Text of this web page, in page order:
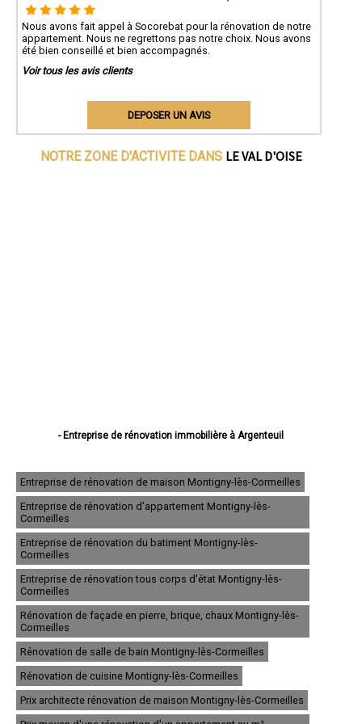
Nous avons fait appel à Socorebat pour la rénovation de notre
appartement. Nous ne regrettons pas notre choix. Nous avons
été bien conseillé et bien accompagnés.
Voir tous les avis clients
DEPOSER UN AVIS
NOTRE ZONE D'ACTIVITE DANS LE VAL D'OISE
- Entreprise de rénovation immobilière à Argenteuil
- Entreprise de rénovation immobilière à Garges-lès-Gonesse
- Entreprise de rénovation immobilière à Franconville
- Entreprise de rénovation immobilière à Goussainville
- Entreprise de rénovation immobilière à Pontoise
- Entreprise de rénovation immobilière à Bezons
- Entreprise de rénovation immobilière à Ermont
- Entreprise de rénovation immobilière à Villiers-le-Bel
- Entreprise de rénovation immobilière à Gonesse
- Entreprise de rénovation immobilière à Taverny
- Entreprise de rénovation immobilière à Herblay
- Entreprise de rénovation immobilière à Sannois
- Entreprise de rénovation immobilière à Eaubonne
- Entreprise de rénovation immobilière à Saint-Ouen-l'Aumône
- Entreprise de rénovation immobilière à Cormeilles-en-Parisis
- Entreprise de rénovation immobilière à Deuil-la-Barre
- Entreprise de rénovation immobilière à Montmorency
- Entreprise de rénovation immobilière à Saint-Gratien
Entreprise de rénovation de maison Montigny-lès-Cormeilles
Entreprise de rénovation d'appartement Montigny-lès-
Cormeilles
Entreprise de rénovation du batiment Montigny-lès-
Cormeilles
Entreprise de rénovation tous corps d'état Montigny-lès-
Cormeilles
Rénovation de façade en pierre, brique, chaux Montigny-lès-
Cormeilles
Rénovation de salle de bain Montigny-lès-Cormeilles
Rénovation de cuisine Montigny-lès-Cormeilles
Prix architecte rénovation de maison Montigny-lès-Cormeilles